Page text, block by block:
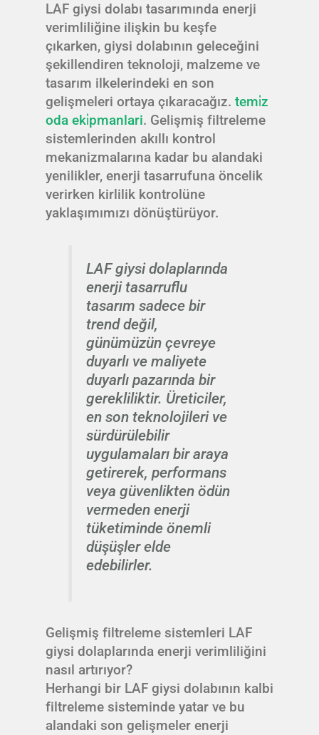
LAF giysi dolabı tasarımında enerji
verimliliğine ilişkin bu keşfe
çıkarken, giysi dolabının geleceğini
şekillendiren teknoloji, malzeme ve
tasarım ilkelerindeki en son
gelişmeleri ortaya çıkaracağız. temi̇z
oda eki̇pmanlari. Gelişmiş filtreleme
sistemlerinden akıllı kontrol
mekanizmalarına kadar bu alandaki
yenilikler, enerji tasarrufuna öncelik
verirken kirlilik kontrolüne
yaklaşımımızı dönüştürüyor.
LAF giysi dolaplarında
enerji tasarruflu
tasarım sadece bir
trend değil,
günümüzün çevreye
duyarlı ve maliyete
duyarlı pazarında bir
gerekliliktir. Üreticiler,
en son teknolojileri ve
sürdürülebilir
uygulamaları bir araya
getirerek, performans
veya güvenlikten ödün
vermeden enerji
tüketiminde önemli
düşüşler elde
edebilirler.
Gelişmiş filtreleme sistemleri LAF
giysi dolaplarında enerji verimliliğini
nasıl artırıyor?
Herhangi bir LAF giysi dolabının kalbi
filtreleme sisteminde yatar ve bu
alandaki son gelişmeler enerji